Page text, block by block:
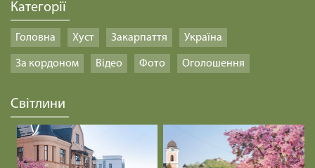
Категорії
Головна Хуст Закарпаття Україна
За кордоном Відео Фото Оголошення
Світлини